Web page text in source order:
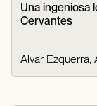
Una ingeniosa
Cervantes
Alvar Ezquerra,